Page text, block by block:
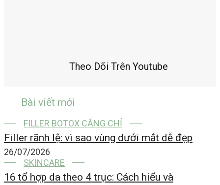
Theo Dõi Trên Youtube
Bài viết mới
FILLER BOTOX CĂNG CHỈ
Filler rãnh lệ: vì sao vùng dưới mắt dễ đẹp
26/07/2026
SKINCARE
16 tổ hợp da theo 4 trục: Cách hiểu và